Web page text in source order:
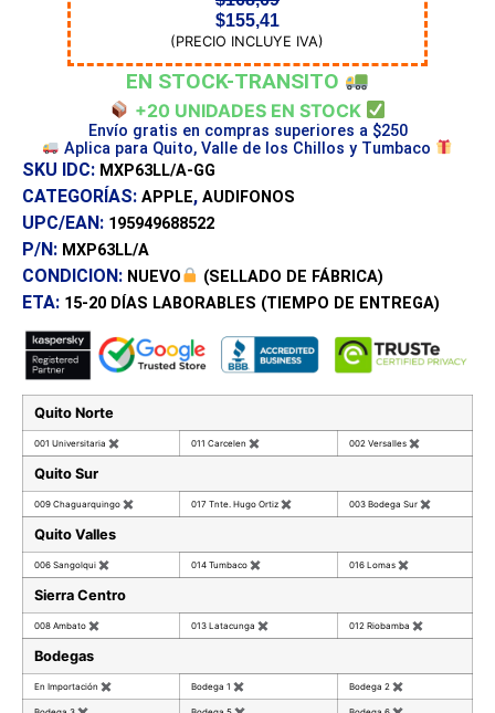
$155,41
(PRECIO INCLUYE IVA)
EN STOCK-TRANSITO
+20 UNIDADES EN STOCK
Envío gratis en compras superiores a $250
Aplica para Quito, Valle de los Chillos y Tumbaco
SKU IDC: MXP63LL/A-GG
CATEGORÍAS: APPLE, AUDIFONOS
UPC/EAN: 195949688522
P/N: MXP63LL/A
CONDICION: NUEVO (SELLADO DE FÁBRICA)
ETA: 15-20 DÍAS LABORABLES (TIEMPO DE ENTREGA)
Quito Norte
001 Universitaria ✖ 011 Carcelen ✖ 002 Versalles ✖
Quito Sur
009 Chaguarquingo ✖ 017 Tnte. Hugo Ortiz ✖ 003 Bodega Sur ✖
Quito Valles
006 Sangolqui ✖ 014 Tumbaco ✖ 016 Lomas ✖
Sierra Centro
008 Ambato ✖ 013 Latacunga ✖ 012 Riobamba ✖
Bodegas
En Importación ✖ Bodega 1 ✖ Bodega 2 ✖